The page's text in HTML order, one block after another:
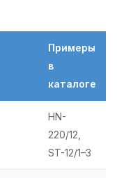
Примеры
в
каталоге
HN-
220/12,
ST-12/1–3